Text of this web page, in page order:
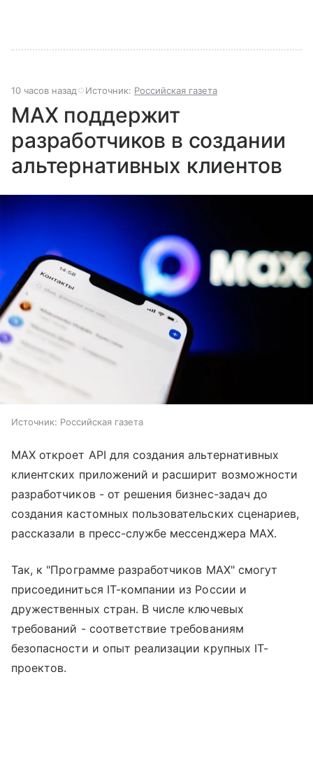
10 часов назад Источник: Российская газета
MAX поддержит
разработчиков в создании
альтернативных клиентов
Источник: Российская газета
MAX откроет API для создания альтернативных
клиентских приложений и расширит возможности
разработчиков - от решения бизнес-задач до
создания кастомных пользовательских сценариев,
рассказали в пресс-службе мессенджера MAX.
Так, к "Программе разработчиков МАХ" смогут
присоединиться IT-компании из России и
дружественных стран. В числе ключевых
требований - соответствие требованиям
безопасности и опыт реализации крупных IT-
проектов.